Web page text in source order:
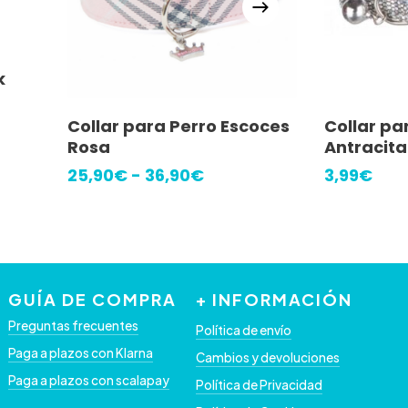
Seleccionar Opciones
producto
tiene
se
pueden
elegir
en
Collar para Perro Escoces
Rosa
25,90€ - 36,90€Rango
36,90€
Collar
Antracita
3,99€
GUÍA DE COMPRA
Preguntas frecuentes
Paga a plazos con Klarna
Paga a plazos con scalapay
+ INFORMACIÓN
Política de envío
Cambios y devoluciones
Política de Privacidad